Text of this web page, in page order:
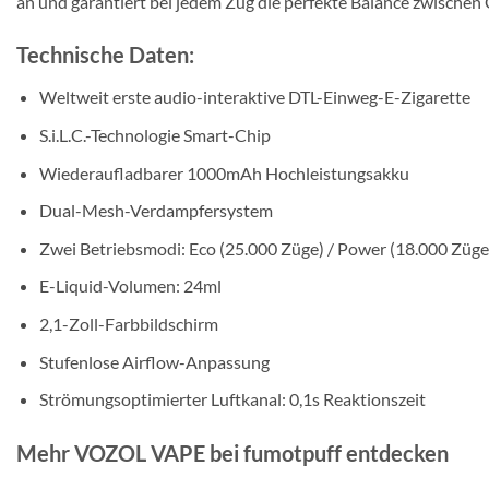
Technische Daten:
Weltweit erste audio-interaktive DTL-Einweg-E-Zigarette
S.i.L.C.-Technologie Smart-Chip
Wiederaufladbarer 1000mAh Hochleistungsakku
Dual-Mesh-Verdampfersystem
Zwei Betriebsmodi: Eco (25.000 Züge) / Power (18.000
E-Liquid-Volumen: 24ml
2,1-Zoll-Farbbildschirm
Stufenlose Airflow-Anpassung
Strömungsoptimierter Luftkanal: 0,1s Reaktionszeit
Mehr VOZOL VAPE bei fumotpuff entdecken